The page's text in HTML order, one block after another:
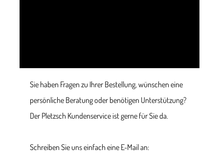
Sie haben Fragen zu Ihrer Bestellung, wünschen eine
persönliche Beratung oder benötigen Unterstützung?
Der Pletzsch Kundenservice ist gerne für Sie da.
Schreiben Sie uns einfach eine E-Mail an: